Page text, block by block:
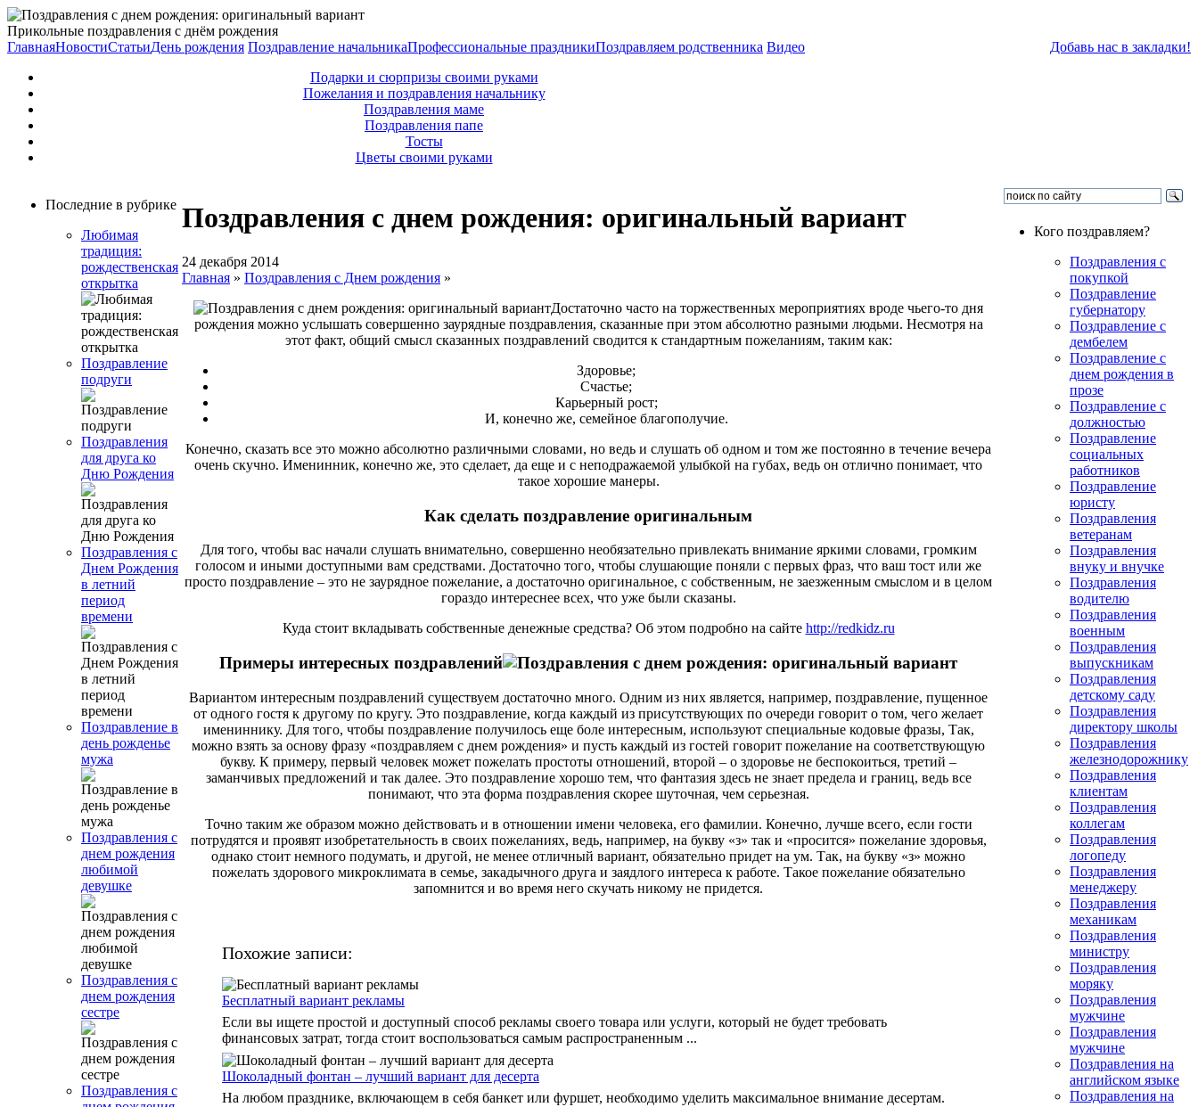
Прикольные поздравления с днём рождения
ГлавнаяНовостиСтатьиДень рождения Поздравление начальникаПрофессиональные праздникиПоздравляем родственника Видео
Подарки и сюрпризы своими руками
Пожелания и поздравления начальнику
Поздравления маме
Поздравления папе
Тосты
Цветы своими руками
Добавь нас в закладки!
Последние в рубрике
Любимая
традиция:
рождественская
открытка
Поздравление
подруги
Поздравления
для друга ко
Дню Рождения
Поздравления с
Днем Рождения
в летний
период
времени
Поздравление в
день рожденье
мужа
Поздравления с
днем рождения
любимой
девушке
Поздравления с
днем рождения
сестре
Поздравления с
Поздравления с днем рождения: оригинальный вариант
24 декабря 2014
Главная » Поздравления с Днем рождения »
Достаточно часто на торжественных мероприятиях вроде чьего-то дня
рождения можно услышать совершенно заурядные поздравления, сказанные при этом абсолютно разными людьми. Несмотря на
этот факт, общий смысл сказанных поздравлений сводится к стандартным пожеланиям, таким как:
Здоровье;
Счастье;
Карьерный рост;
И, конечно же, семейное благополучие.
Конечно, сказать все это можно абсолютно различными словами, но ведь и слушать об одном и том же постоянно в течение вечера
очень скучно. Именинник, конечно же, это сделает, да еще и с неподражаемой улыбкой на губах, ведь он отлично понимает, что
такое хорошие манеры.
Как сделать поздравление оригинальным
Для того, чтобы вас начали слушать внимательно, совершенно необязательно привлекать внимание яркими словами, громким
голосом и иными доступными вам средствами. Достаточно того, чтобы слушающие поняли с первых фраз, что ваш тост или же
просто поздравление – это не заурядное пожелание, а достаточно оригинальное, с собственным, не заезженным смыслом и в целом
гораздо интереснее всех, что уже были сказаны.
Куда стоит вкладывать собственные денежные средства? Об этом подробно на сайте http://redkidz.ru
Примеры интересных поздравлений
Вариантом интересным поздравлений существуем достаточно много. Одним из них является, например, поздравление, пущенное
от одного гостя к другому по кругу. Это поздравление, когда каждый из присутствующих по очереди говорит о том, чего желает
имениннику. Для того, чтобы поздравление получилось еще боле интересным, используют специальные кодовые фразы, Так,
можно взять за основу фразу «поздравляем с днем рождения» и пусть каждый из гостей говорит пожелание на соответствующую
букву. К примеру, первый человек может пожелать простоты отношений, второй – о здоровье не беспокоиться, третий –
заманчивых предложений и так далее. Это поздравление хорошо тем, что фантазия здесь не знает предела и границ, ведь все
понимают, что эта форма поздравления скорее шуточная, чем серьезная.
Точно таким же образом можно действовать и в отношении имени человека, его фамилии. Конечно, лучше всего, если гости
потрудятся и проявят изобретательность в своих пожеланиях, ведь, например, на букву «з» так и «просится» пожелание здоровья,
однако стоит немного подумать, и другой, не менее отличный вариант, обязательно придет на ум. Так, на букву «з» можно
пожелать здорового микроклимата в семье, закадычного друга и заядлого интереса к работе. Такое пожелание обязательно
запомнится и во время него скучать никому не придется.
Похожие записи:
Бесплатный вариант рекламы
Если вы ищете простой и доступный способ рекламы своего товара или услуги, который не будет требовать
финансовых затрат, тогда стоит воспользоваться самым распространенным ...
Шоколадный фонтан – лучший вариант для десерта
На любом празднике, включающем в себя банкет или фуршет, необходимо уделить максимальное внимание десертам.
Кого поздравляем?
Поздравления с
покупкой
Поздравление
губернатору
Поздравление с
дембелем
Поздравление с
днем рождения в
прозе
Поздравление с
должностью
Поздравление
социальных
работников
Поздравление
юристу
Поздравления
ветеранам
Поздравления
внуку и внучке
Поздравления
водителю
Поздравления
военным
Поздравления
выпускникам
Поздравления
детскому саду
Поздравления
директору школы
Поздравления
железнодорожнику
Поздравления
клиентам
Поздравления
коллегам
Поздравления
логопеду
Поздравления
менеджеру
Поздравления
механикам
Поздравления
министру
Поздравления
моряку
Поздравления
мужчине
Поздравления
мужчине
Поздравления на
английском языке
Поздравления на